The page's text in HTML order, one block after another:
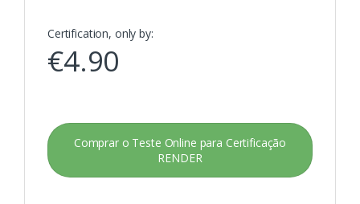
Certification, only by:
€4.90
Comprar o Teste Online para Certificação
RENDER